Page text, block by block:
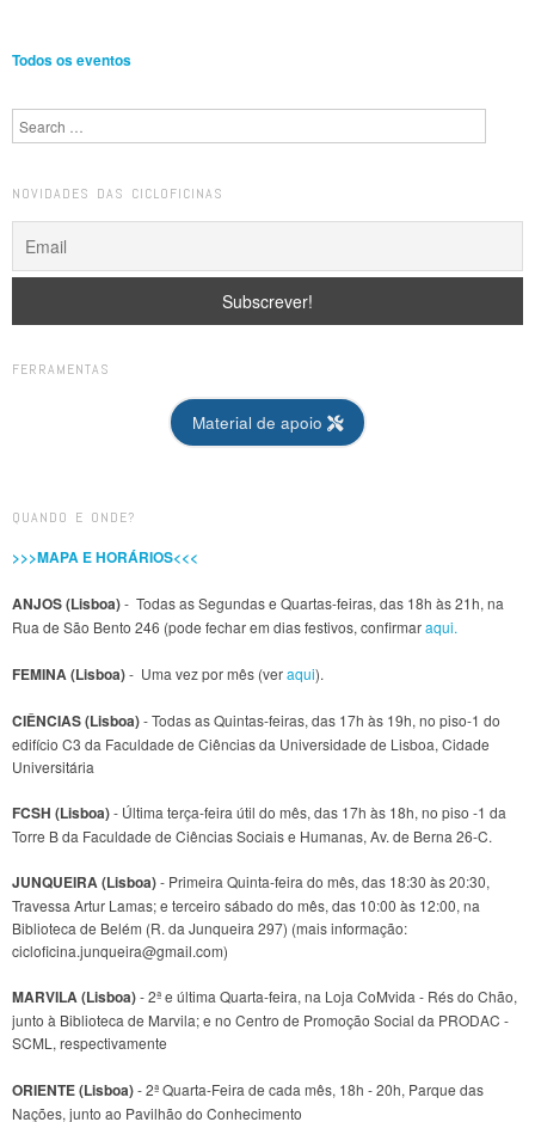
Todos os eventos
Search
NOVIDADES DAS CICLOFICINAS
FERRAMENTAS
Material de apoio
QUANDO E ONDE?
>>>MAPA E HORÁRIOS<<<
ANJOS (Lisboa)- Todas as Segundas e Quartas-feiras, das 18h às 21h, na
Rua de São Bento 246 (pode fechar em dias festivos, confirmaraqui.
FEMINA (Lisboa)- Uma vez por mês (veraqui).
CIÊNCIAS (Lisboa)- Todas as Quintas-feiras, das 17h às 19h, no piso-1 do
edifício C3 da Faculdade de Ciências da Universidade de Lisboa, Cidade
Universitária
FCSH (Lisboa)- Última terça-feira útil do mês, das 17h às 18h, no piso -1 da
Torre B da Faculdade de Ciências Sociais e Humanas, Av. de Berna 26-C.
JUNQUEIRA (Lisboa)- Primeira Quinta-feira do mês, das 18:30 às 20:30,
Travessa Artur Lamas; e terceiro sábado do mês, das 10:00 às 12:00, na
Biblioteca de Belém (R. da Junqueira 297) (mais informação:
cicloficina.junqueira@gmail.com)
MARVILA (Lisboa)- 2ª e última Quarta-feira, na Loja CoMvida - Rés do Chão,
junto à Biblioteca de Marvila; e no Centro de Promoção Social da PRODAC -
SCML, respectivamente
ORIENTE (Lisboa)- 2ª Quarta-Feira de cada mês, 18h - 20h, Parque das
Nações, junto ao Pavilhão do Conhecimento